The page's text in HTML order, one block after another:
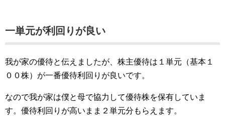
一単元が利回りが良い
我が家の優待と伝えましたが、株主優待は１単元（基本１
００株）が一番優待利回りが良いです。
なので我が家は僕と母で協力して優待株を保有していま
す。優待利回りが高いまま２単元分もらえます。